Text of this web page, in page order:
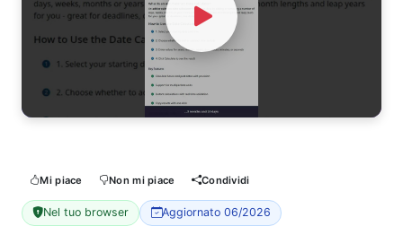
Watch Video
Mi piace Non mi piace Condividi
Nel tuo browser Aggiornato 06/2026